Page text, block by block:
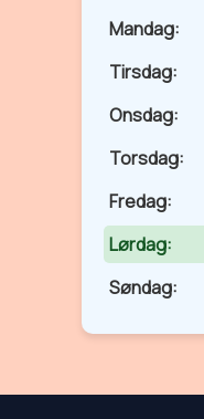
Mandag:
Tirsdag:
Onsdag:
Torsdag:
Fredag:
Lørdag:
Søndag: